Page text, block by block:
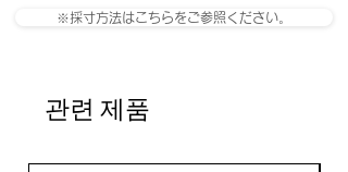
※採寸方法はこちらをご参照ください。
관련 제품